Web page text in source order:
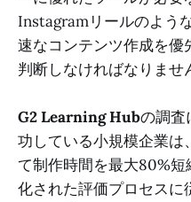
Instagramリールのよう
速なコンテンツ作成を優
判断しなければなりませ
G2 Learning Hubの調査
功している小規模企業は
て制作時間を最大80%
化された評価プロセスに